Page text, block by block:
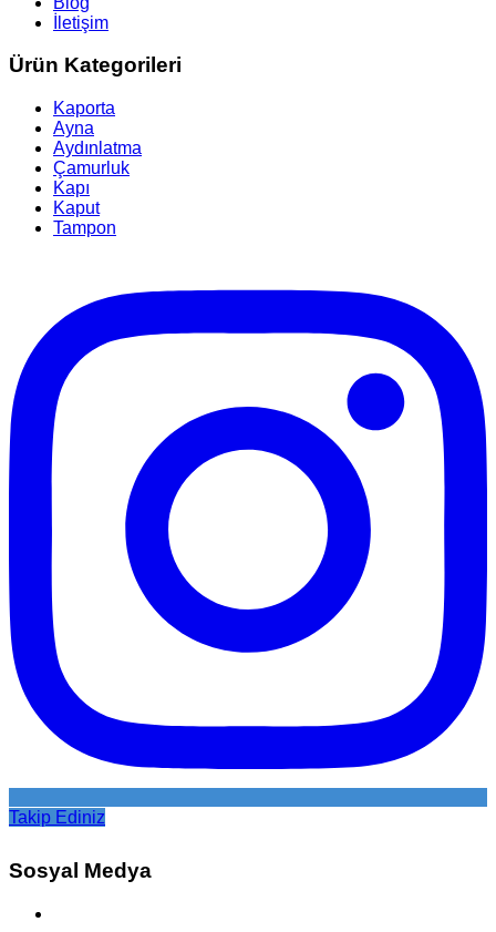
İletişim
Ürün Kategorileri
Kaporta
Ayna
Aydınlatma
Çamurluk
Kapı
Kaput
Tampon
Takip Ediniz
Sosyal Medya